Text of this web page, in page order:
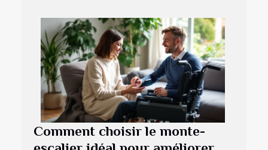
Comment choisir le monte-